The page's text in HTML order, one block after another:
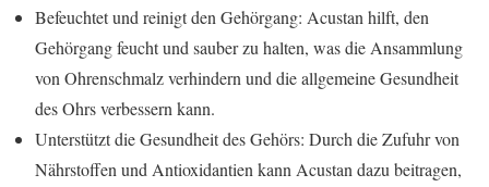
Befeuchtet und reinigt den Gehörgang: Acustan hilft, den
Gehörgang feucht und sauber zu halten, was die Ansammlung
von Ohrenschmalz verhindern und die allgemeine Gesundheit
des Ohrs verbessern kann.
Unterstützt die Gesundheit des Gehörs: Durch die Zufuhr von
Nährstoffen und Antioxidantien kann Acustan dazu beitragen,